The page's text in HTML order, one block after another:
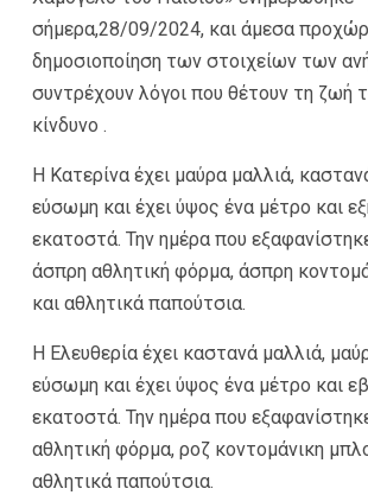
σήμερα,28/09/2024, και άμεσα
δημοσιοποίηση των στοιχείων των
συντρέχουν λόγοι που θέτουν τη ζωή
κίνδυνο .
Η Κατερίνα έχει μαύρα μαλλιά,
εύσωμη και έχει ύψος ένα μέτρο και
εκατοστά. Την ημέρα που
άσπρη αθλητική φόρμα, άσπρη
και αθλητικά παπούτσια.
Η Ελευθερία έχει καστανά μαλλιά,
εύσωμη και έχει ύψος ένα μέτρο και
εκατοστά. Την ημέρα που
αθλητική φόρμα, ροζ κοντομάνικη
αθλητικά παπούτσια.